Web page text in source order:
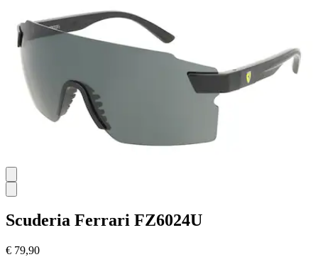
Bewertung
Scuderia Ferrari FZ6024U
€ 79,90